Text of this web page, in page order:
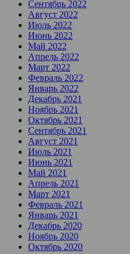
Сентябрь 2022
Август 2022
Июль 2022
Июнь 2022
Май 2022
Апрель 2022
Март 2022
Февраль 2022
Январь 2022
Декабрь 2021
Ноябрь 2021
Октябрь 2021
Сентябрь 2021
Август 2021
Июль 2021
Июнь 2021
Май 2021
Апрель 2021
Март 2021
Февраль 2021
Январь 2021
Декабрь 2020
Ноябрь 2020
Октябрь 2020